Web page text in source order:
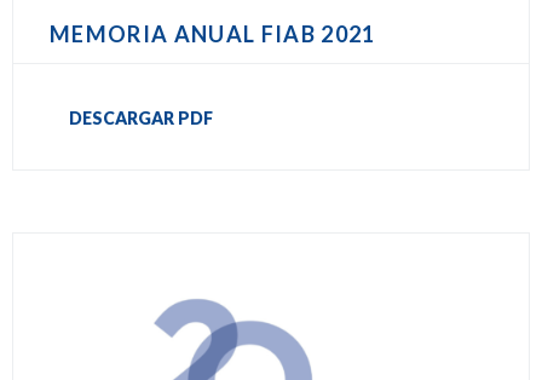
MEMORIA ANUAL FIAB 2021
DESCARGAR PDF